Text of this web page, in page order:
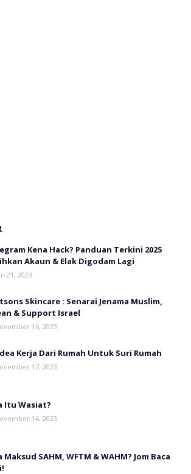
Kena Hack? Panduan Terkini 2025
Akaun & Elak Digodam Lagi
21, 2023
Skincare : Senarai Jenama Muslim,
& Support Israel
16, 2023
Kerja Dari Rumah Untuk Suri Rumah
17, 2023
Itu Wasiat?
14, 2023
Maksud SAHM, WFTM & WAHM? Jom Baca